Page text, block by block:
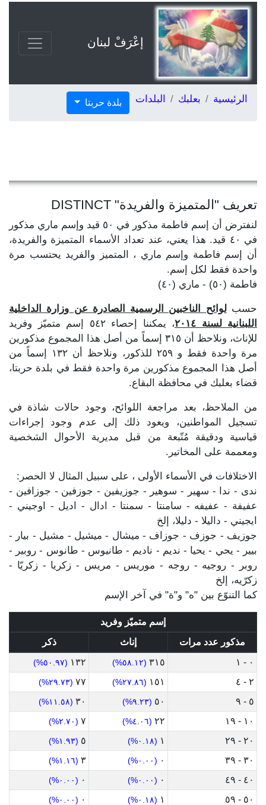
إعْرَفْ لبنان
الرئيسية بعلبك البلدات بلدة حربتا
تعريف "المتميزة والفريدة" DISTINCT
لنفترض أن إسم فاطمة مذكور في ٥٠ قيد وإسم ماري مذكور
في ٤٠ قيد. هذا يعني، عند تعداد الأسماء المتميزة والفريدة،
أن إسم فاطمة وإسم ماري ، المتميز والفريد يحتسب مرة
واحدة فقط لكل إسم.
فاطمة (٥٠) - ماري (٤٠)
حسبلوائح الناخبين الرسمية الصادرة عن وزارة الداخلية
اللبنانية لسنة ٢٠١٤
، يمكننا إحصاء ٥٤٢ إسم متميّز وفريد
للإناث، ونلاحظ أن ٣١٥ إسماً من أصل هذا المجموع مذكورين
مرة واحدة فقط و ٢٥٩ للذكور، ونلاحظ أن ١٣٢ إسماً من
أصل هذا المجموع مذكورين مرة واحدة فقط في بلدة حربتا،
قضاء بعلبك في محافظة البقاع.
من الملاحظ، بعد مراجعة اللوائح، وجود حالات شاذة في
تسجيل المواطنين، ويعود ذلك إلى عدم وجود إجراءات
قياسية ودقيقة مُتّبعة من قبل مديرية الأحوال الشخصية
ومعممة على المخاتير.
الاختلافات في الأسماء الأولى ، على سبيل المثال لا الحصر:
ندى - ندا - سهير - سوهير - جوزيفين - جوزفين - جوزافين -
عفيفة - عفيفه - سامنتا - سمنتا - ادال - اديل - اوجيني -
ايجيني - داليلا - دليلا، إلخ
جوزيف - جوزف - جوزاف - ميشال - ميشيل - مشيل - بيار -
بيير - يحي - يحيا - نديم - ناديم - طانيوس - طانوس - روبير -
روبر - روجيه - روجه - موريس - مريس - زكريا - زكريّا -
زكرّيه، إلخ
كما التنوّع بين "ه" و"ة" في آخر الإسم
إسم متميّز وفريد
مذكور عدد مرات
إناث
ذكر
٠ - ١
٣١٥ (٥٨.١٢%) ١٣٢ (٥٠.٩٧%)
٢ - ٤ ١٥١ (٢٧.٨٦%) ٧٧ (٢٩.٧٣%)
٥ - ٩ ٥٠ (٩.٢٣%) ٣٠ (١١.٥٨%)
١٠ - ١٩ ٢٢ (٤.٠٦%) ٧ (٢.٧٠%)
٢٠ - ٢٩ ١ (٠.١٨%) ٥ (١.٩٣%)
٣٠ - ٣٩ ٠ (٠.٠٠%) ٣ (١.١٦%)
٤٠ - ٤٩ ٠ (٠.٠٠%) ٠ (٠.٠٠%)
٥٠ - ٥٩ ١ (٠.١٨%) ٠ (٠.٠٠%)